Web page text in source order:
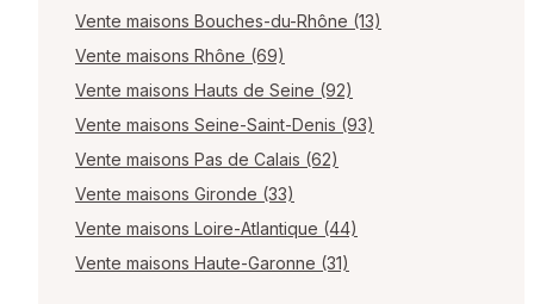
Vente maisons Bouches-du-Rhône (13)
Vente maisons Rhône (69)
Vente maisons Hauts de Seine (92)
Vente maisons Seine-Saint-Denis (93)
Vente maisons Pas de Calais (62)
Vente maisons Gironde (33)
Vente maisons Loire-Atlantique (44)
Vente maisons Haute-Garonne (31)